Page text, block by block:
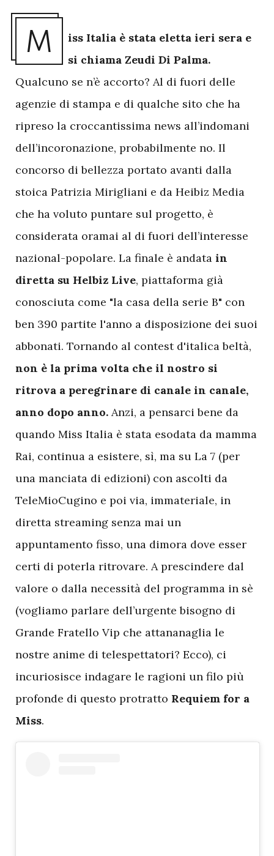
M
iss Italia è stata eletta ieri sera e
si chiama Zeudi Di Palma.
Qualcuno se n’è accorto? Al di fuori delle
agenzie di stampa e di qualche sito che ha
ripreso la croccantissima news all’indomani
dell’incoronazione, probabilmente no. Il
concorso di bellezza portato avanti dalla
stoica Patrizia Mirigliani e da Heibiz Media
che ha voluto puntare sul progetto, è
considerata oramai al di fuori dell’interesse
nazional-popolare. La finale è andata in
diretta su Helbiz Live, piattaforma già
conosciuta come "la casa della serie B" con
ben 390 partite l'anno a disposizione dei suoi
abbonati. Tornando al contest d'italica beltà,
non è la prima volta che il nostro si
ritrova a peregrinare di canale in canale,
anno dopo anno. Anzi, a pensarci bene da
quando Miss Italia è stata esodata da mamma
Rai, continua a esistere, sì, ma su La 7 (per
una manciata di edizioni) con ascolti da
TeleMioCugino e poi via, immateriale, in
diretta streaming senza mai un
appuntamento fisso, una dimora dove esser
certi di poterla ritrovare. A prescindere dal
valore o dalla necessità del programma in sè
(vogliamo parlare dell’urgente bisogno di
Grande Fratello Vip che attananaglia le
nostre anime di telespettatori? Ecco), ci
incuriosisce indagare le ragioni un filo più
profonde di questo protratto Requiem for a
Miss.